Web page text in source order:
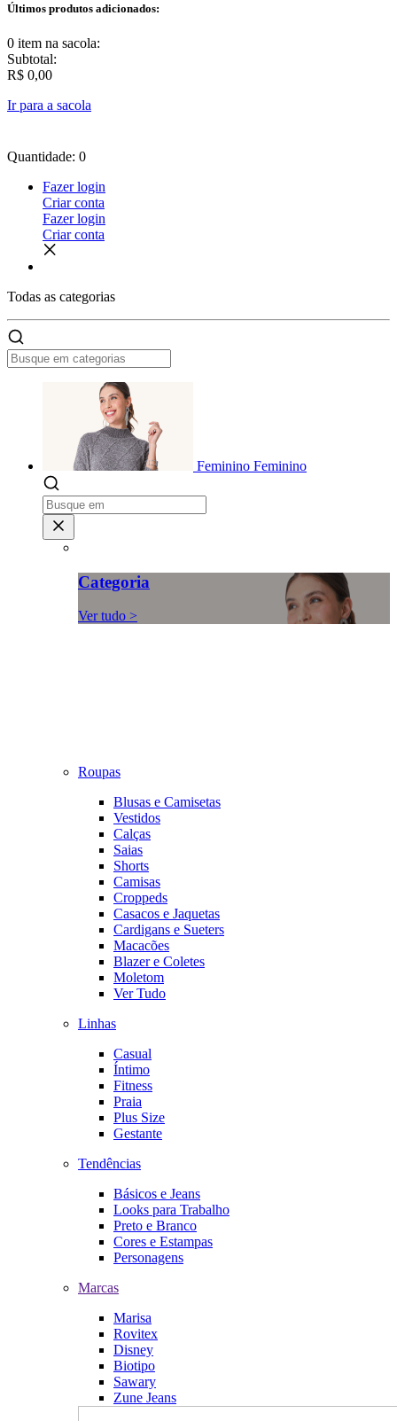
Últimos produtos adicionados:
0 item na sacola:
Subtotal:
R$ 0,00
Ir para a sacola
Quantidade: 0
Fazer login
Criar conta
Fazer login
Criar conta
Todas as categorias
Feminino Feminino
Categoria
Ver tudo >
Roupas
Blusas e Camisetas
Vestidos
Calças
Saias
Shorts
Camisas
Croppeds
Casacos e Jaquetas
Cardigans e Sueters
Macacões
Blazer e Coletes
Moletom
Ver Tudo
Linhas
Casual
Íntimo
Fitness
Praia
Plus Size
Gestante
Tendências
Básicos e Jeans
Looks para Trabalho
Preto e Branco
Cores e Estampas
Personagens
Marcas
Marisa
Rovitex
Disney
Biotipo
Sawary
Zune Jeans